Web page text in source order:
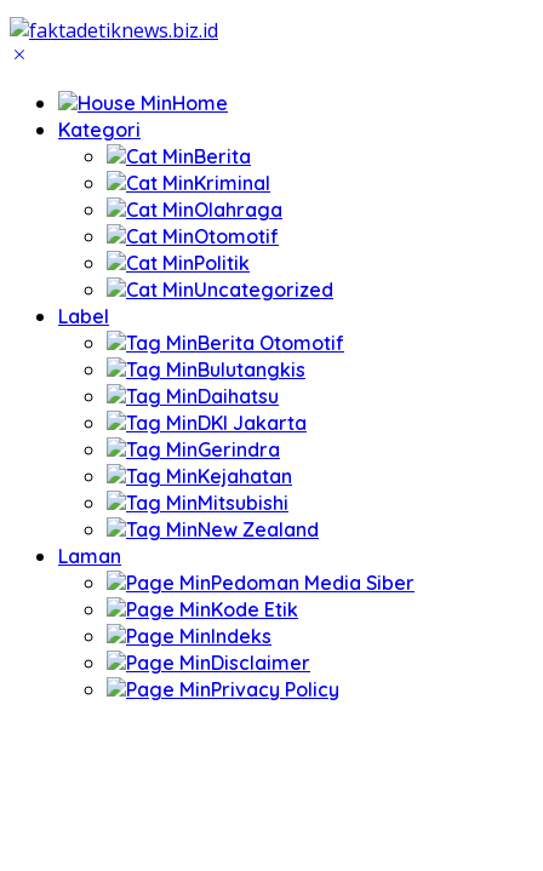
Home
Kategori
Berita
Kriminal
Olahraga
Otomotif
Politik
Uncategorized
Label
Berita Otomotif
Bulutangkis
Daihatsu
DKI Jakarta
Gerindra
Kejahatan
Mitsubishi
New Zealand
Laman
Pedoman Media Siber
Kode Etik
Indeks
Disclaimer
Privacy Policy